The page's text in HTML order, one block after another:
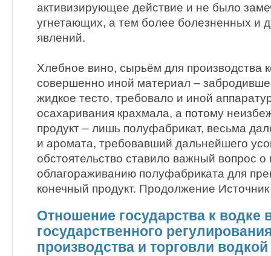
активизирующее действие и не было
угнетающих, а тем более болезненных и
явлений.
Хлебное вино, сырьём для производства
совершенно иной материал –
жидкое тесто, требовало и иной
осахаривания крахмала, а потому
продукт – лишь полуфабрикат, весьма
и аромата, требовавший дальнейшего
обстоятельство ставило важный вопрос о
облагораживанию полуфабриката для
конечный продукт. Продолжение
Отношение государства к водке
государственного
производства и торговли водкой